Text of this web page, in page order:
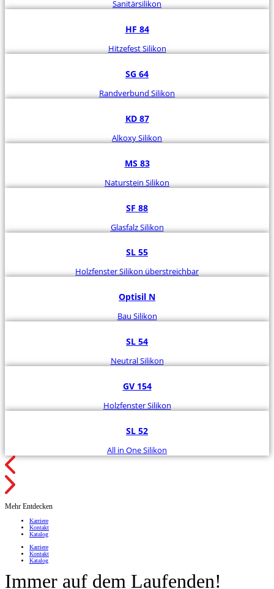
Sanitärsilikon
HF 84
Hitzefest Silikon
SG 64
Randverbund Silikon
KD 87
Alkoxy Silikon
MS 83
Naturstein Silikon
SF 88
Glasfalz Silikon
SL 55
Holzfenster Silikon überstreichbar
Optisil N
Bau Silikon
SL 54
Neutral Silikon
GV 154
Holzfenster Silikon
SL 52
All in One Silikon
Mehr Entdecken
Karriere
Kontakt
Katalog
Karriere
Kontakt
Katalog
Immer auf dem Laufenden!